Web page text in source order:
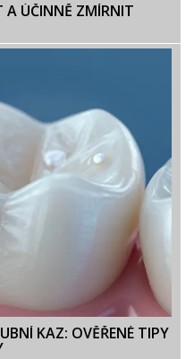
A ÚČINNĚ ZMÍRNIT
KAZ: OVĚŘENÉ TIPY